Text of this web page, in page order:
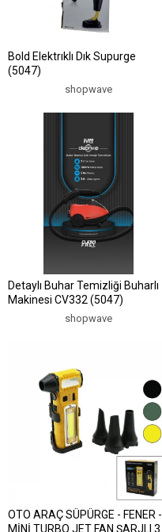
Bold Elektrıklı Dık Supurge
(5047)
shopwave
Detaylı Buhar Temizliği Buharlı
Makinesi CV332 (5047)
shopwave
OTO ARAÇ SÜPÜRGE - FENER -
MİNİ TURBO JET FAN ŞARJLI 3